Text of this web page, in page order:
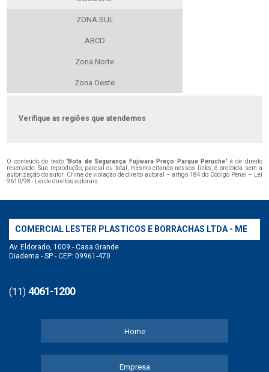
ZONA SUL
ABCD
Zona Norte
Zona Oeste
Verifique as regiões que atendemos
O conteúdo do texto "Bota de Segurança Fujiwara Preço Parque Peruche" é de direito
reservado. Sua reprodução, parcial ou total, mesmo citando nossos links, é proibida sem a
autorização do autor. Crime de violação de direito autoral – artigo 184 do Código Penal –
Lei
9610/98 - Lei de direitos autorais
COMERCIAL LESTER PLASTICOS E BORRACHAS LTDA - ME
Av. Eldorado, 1009 - Casa Grande
Diadema - SP - CEP: 09961-470
(11) 4061-1200
Home
Empresa